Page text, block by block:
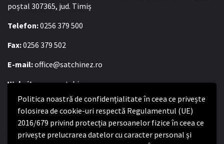
Politica noastră de confidențialitate în ceea ce privește
folosirea de cookie-uri respectă Regulamentul (UE)
2016/679 privind protecția persoanelor fizice în ceea ce
privește prelucrarea datelor cu caracter personal și
poștal 307365, jud. Timiș
Telefon:0256 379 500
Fax:0256 379 502
E-mail:office@satchinez.ro
Website:www.satchinez.ro
Program cu publicul:
Luni – Joi:8:00-16:30
Vineri:8:00 – 14:00